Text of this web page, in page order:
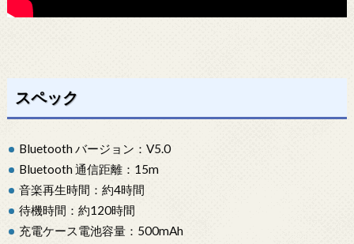
スペック
Bluetooth バージョン：V5.0
Bluetooth 通信距離：15m
音楽再生時間：約4時間
待機時間：約120時間
充電ケース電池容量：500mAh